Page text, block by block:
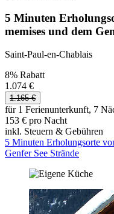
5 Minuten
memises und dem
Saint-Paul-en-Chablais
8% Rabatt
1.074 €
1.165 €
für 1 Ferienunterkunft, 7
153 € pro Nacht
inkl. Steuern & Gebühren
5 Minuten Erholungsorte
Genfer See Strände